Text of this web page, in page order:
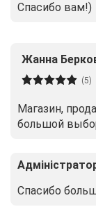
Спасибо вам!)
Жанна
(5)
Магазин,
большой
Спасибо